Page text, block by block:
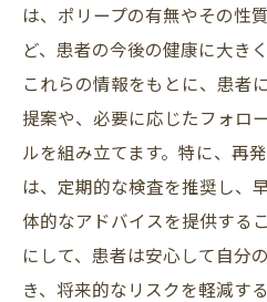
は、ポリープの有無やその性
ど、患者の今後の健康に大き
これらの情報をもとに、患者
提案や、必要に応じたフォロ
ルを組み立てます。特に、再
は、定期的な検査を推奨し、
体的なアドバイスを提供する
にして、患者は安心して自分
き、将来的なリスクを軽減す